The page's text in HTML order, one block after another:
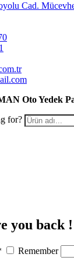
Cad.
Oto Yedek
for?
you back !
Remember